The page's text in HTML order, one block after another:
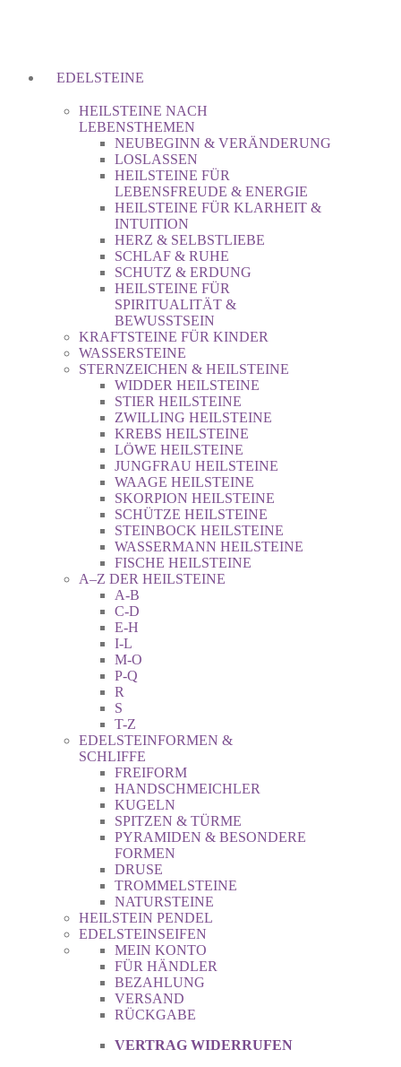
EDELSTEINE
HEILSTEINE NACH
LEBENSTHEMEN
NEUBEGINN & VERÄNDERUNG
LOSLASSEN
HEILSTEINE FÜR
LEBENSFREUDE & ENERGIE
HEILSTEINE FÜR KLARHEIT &
INTUITION
HERZ & SELBSTLIEBE
SCHLAF & RUHE
SCHUTZ & ERDUNG
HEILSTEINE FÜR
SPIRITUALITÄT &
BEWUSSTSEIN
KRAFTSTEINE FÜR KINDER
WASSERSTEINE
STERNZEICHEN & HEILSTEINE
WIDDER HEILSTEINE
STIER HEILSTEINE
ZWILLING HEILSTEINE
KREBS HEILSTEINE
LÖWE HEILSTEINE
JUNGFRAU HEILSTEINE
WAAGE HEILSTEINE
SKORPION HEILSTEINE
SCHÜTZE HEILSTEINE
STEINBOCK HEILSTEINE
WASSERMANN HEILSTEINE
FISCHE HEILSTEINE
A–Z DER HEILSTEINE
A-B
C-D
E-H
I-L
M-O
P-Q
R
S
T-Z
EDELSTEINFORMEN &
SCHLIFFE
FREIFORM
HANDSCHMEICHLER
KUGELN
SPITZEN & TÜRME
PYRAMIDEN & BESONDERE
FORMEN
DRUSE
TROMMELSTEINE
NATURSTEINE
HEILSTEIN PENDEL
EDELSTEINSEIFEN
MEIN KONTO
FÜR HÄNDLER
BEZAHLUNG
VERSAND
RÜCKGABE
VERTRAG WIDERRUFEN